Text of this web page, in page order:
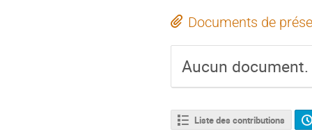
Documents de
Aucun document.
Liste des contributions